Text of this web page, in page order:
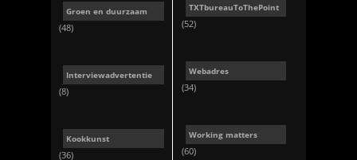
Groen en duurzaam
(48)
Interviewadvertentie
(8)
Kookkunst
(36)
TXTbureauToThePoint
(52)
Webadres
(34)
Working matters
(60)